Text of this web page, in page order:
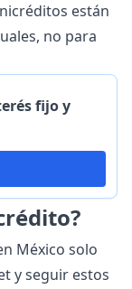
están
no para
fijo y
México solo
y seguir estos